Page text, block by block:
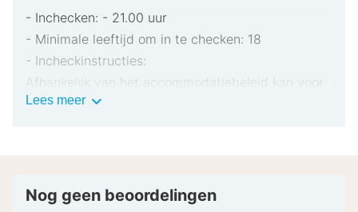
- Inchecken: - 21.00 uur
- Minimale leeftijd om in te checken: 18
- Incheckinstructies:
Afhankelijk van het accommodatiebeleid kan voor
extra personen een toeslag in rekening worden
pinpas of borgsom in contanten te verstrekken
Lees meerBelangrijke
Nog geen beoordelingen